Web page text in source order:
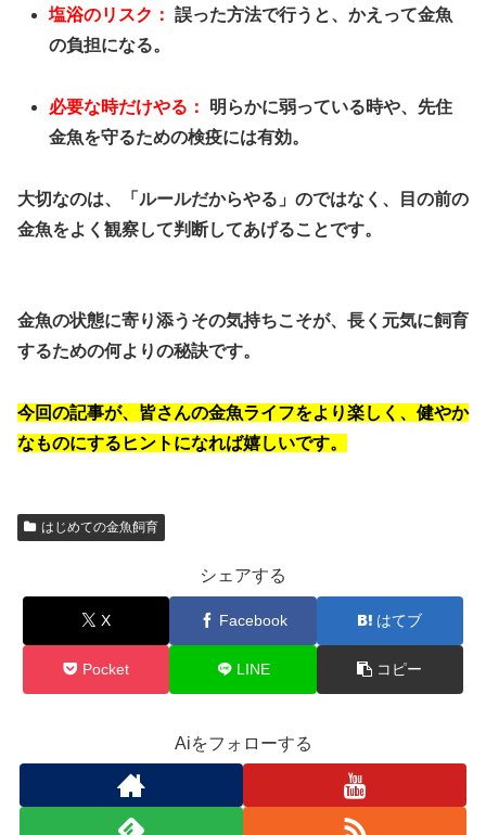
塩浴のリスク： 誤った方法で行うと、かえって金魚
の負担になる。
必要な時だけやる：
明らかに弱っている時や、先住
金魚を守るための検疫には有効。
大切なのは、「ルールだからやる」のではなく、
目の前の
金魚をよく観察して判断してあげることです。
金魚の状態に寄り添うその気持ちこそが、長く元気に飼育
するための何よりの秘訣です。
今回の記事が、皆さんの金魚ライフをより楽しく、健やか
なものにするヒントになれば嬉しいです。
はじめての金魚飼育
シェアする
X Facebook はてブ
Pocket LINE コピー
Aiをフォローする